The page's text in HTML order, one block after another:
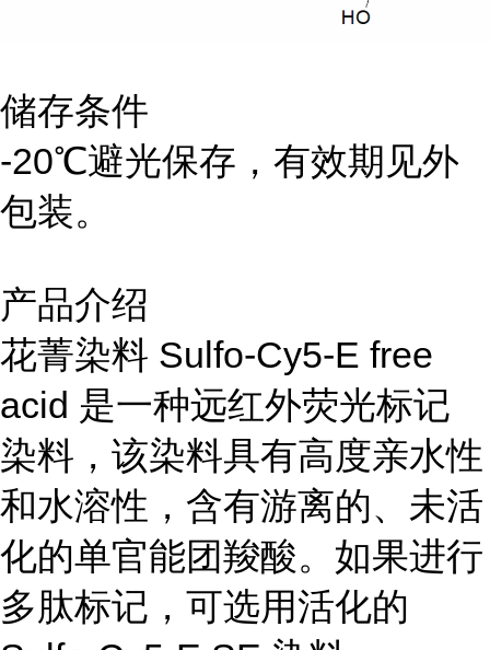
储存条件
-20℃避光保存，有效期见外
包装。
产品介绍
花菁染料 Sulfo-Cy5-E free
acid 是一种远红外荧光标记
染料，该染料具有高度亲水性
和水溶性，含有游离的、未活
化的单官能团羧酸。如果进行
多肽标记，可选用活化的